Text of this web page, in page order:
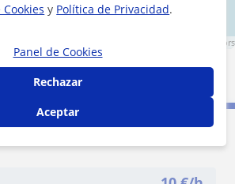
contributors
y Política de Privacidad.
Panel de Cookies
Rechazar
Aceptar